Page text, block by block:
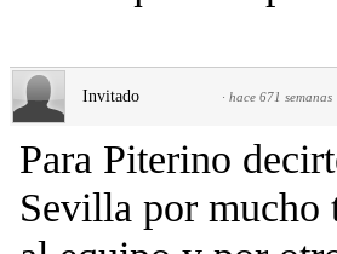
Invitado · hace 671 semanas
Para Piterino
Sevilla por mucho